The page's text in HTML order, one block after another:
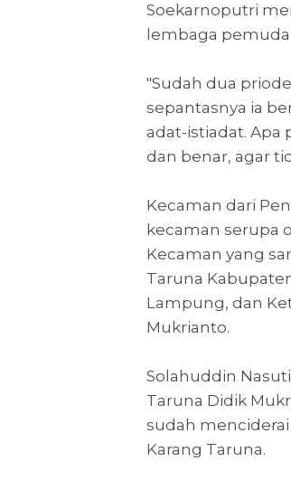
Soekarnoputri
lembaga
"Sudah dua
sepantasnya ia
adat-istiadat. Apa
dan benar, agar
Kecaman dari
kecaman serupa
Kecaman yang
Taruna
Lampung, dan
Mukrianto.
Solahuddin
Taruna Didik
sudah
Karang Taruna.